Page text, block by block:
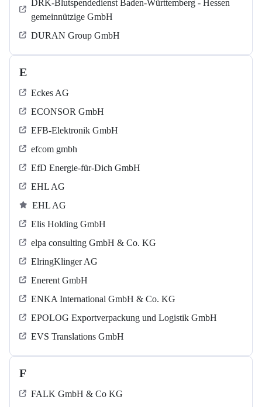
DRK-Blutspendedienst Baden-Württemberg - Hessen
gemeinnützige GmbH
DURAN Group GmbH
E
Eckes AG
ECONSOR GmbH
EFB-Elektronik GmbH
efcom gmbh
EfD Energie-für-Dich GmbH
EHL AG
EHL AG
Elis Holding GmbH
elpa consulting GmbH & Co. KG
ElringKlinger AG
Enerent GmbH
ENKA International GmbH & Co. KG
EPOLOG Exportverpackung und Logistik GmbH
EVS Translations GmbH
F
FALK GmbH & Co KG